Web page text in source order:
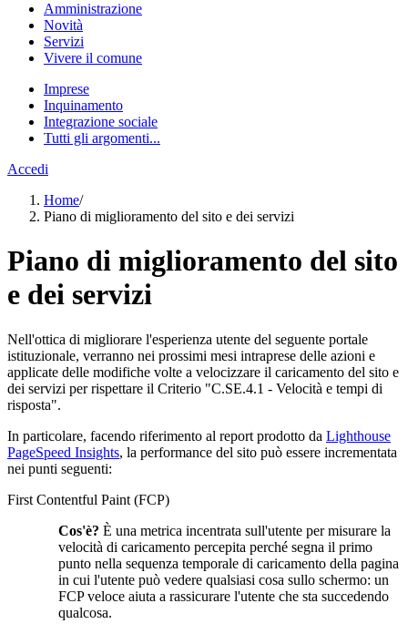
Amministrazione
Novità
Servizi
Vivere il comune
Imprese
Inquinamento
Integrazione sociale
Tutti gli argomenti...
Accedi
Home/
Piano di miglioramento del sito e dei servizi
Piano di miglioramento del sito
e dei servizi
Nell'ottica di migliorare l'esperienza utente del seguente portale
istituzionale, verranno nei prossimi mesi intraprese delle azioni e
applicate delle modifiche volte a velocizzare il caricamento del sito e
dei servizi per rispettare il Criterio "C.SE.4.1 - Velocità e tempi di
risposta".
In particolare, facendo riferimento al report prodotto da Lighthouse
PageSpeed Insights, la performance del sito può essere incrementata
nei punti seguenti:
First Contentful Paint (FCP)
Cos'è? È una metrica incentrata sull'utente per misurare la
velocità di caricamento percepita perché segna il primo
punto nella sequenza temporale di caricamento della pagina
in cui l'utente può vedere qualsiasi cosa sullo schermo: un
FCP veloce aiuta a rassicurare l'utente che sta succedendo
qualcosa.